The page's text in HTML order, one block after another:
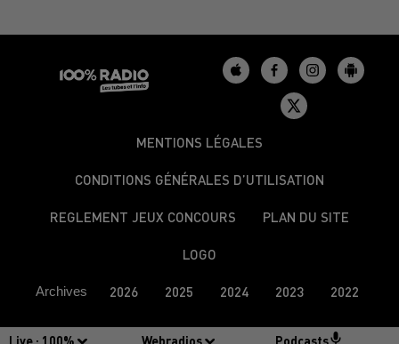
Live : 100% Webradios Podcasts
MENTIONS LÉGALES
CONDITIONS GÉNÉRALES D’UTILISATION
REGLEMENT JEUX CONCOURS PLAN DU SITE
LOGO
Archives 2026 2025 2024 2023 2022